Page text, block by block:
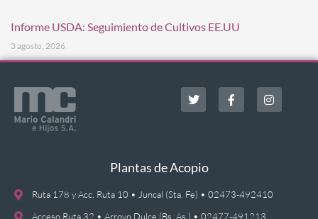
Informe USDA: Seguimiento de Cultivos EE.UU
3 agosto, 2026
Plantas de Acopio
Ruta 178 y Acc. Ruta 10 • Juncal (Sta. Fe) • 02473-492410
Acceso Ruta 32 • Arroyo Dulce (Bs. As.) • 02477-491213